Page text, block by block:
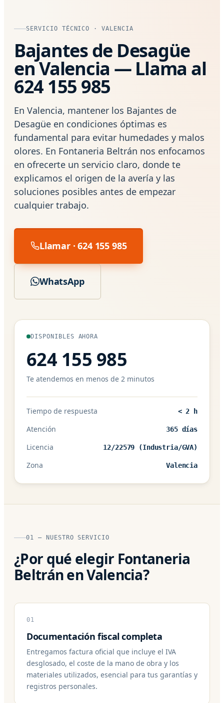
SERVICIO TÉCNICO · VALENCIA
Bajantes de Desagüe
en Valencia — Llama al
624 155 985
En Valencia, mantener los Bajantes de
Desagüe en condiciones óptimas es
fundamental para evitar humedades y malos
olores. En Fontaneria Beltrán nos enfocamos
en ofrecerte un servicio claro, donde te
explicamos el origen de la avería y las
soluciones posibles antes de empezar
cualquier trabajo.
Llamar · 624 155 985
WhatsApp
DISPONIBLES AHORA
624 155 985
Te atendemos en menos de 2 minutos
Tiempo de respuesta < 2 h
Atención 365 días
Licencia 12/22579 (Industria/GVA)
Zona Valencia
01 — NUESTRO SERVICIO
¿Por qué elegir Fontaneria
Beltrán en Valencia?
01
Documentación fiscal completa
Entregamos factura oficial que incluye el IVA
desglosado, el coste de la mano de obra y los
materiales utilizados, esencial para tus garantías y
registros personales.